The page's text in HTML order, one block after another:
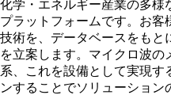
化学・エネルギー産業の多様
プラットフォームです。お
技術を、データベースをもと
を立案します。マイクロ波
系、これを設備として実現す
ンすることでソリューション